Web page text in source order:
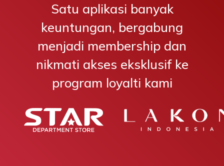
Satu aplikasi banyak
keuntungan, bergabung
menjadi membership dan
nikmati akses eksklusif ke
program loyalti kami